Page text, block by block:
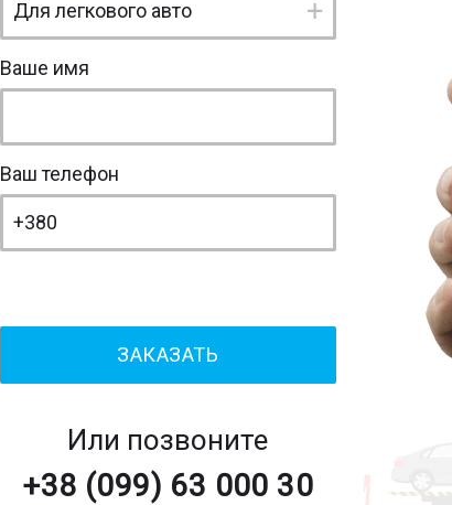
Ваше имя
Ваш телефон
Или позвоните
+38 (099) 63 000 30